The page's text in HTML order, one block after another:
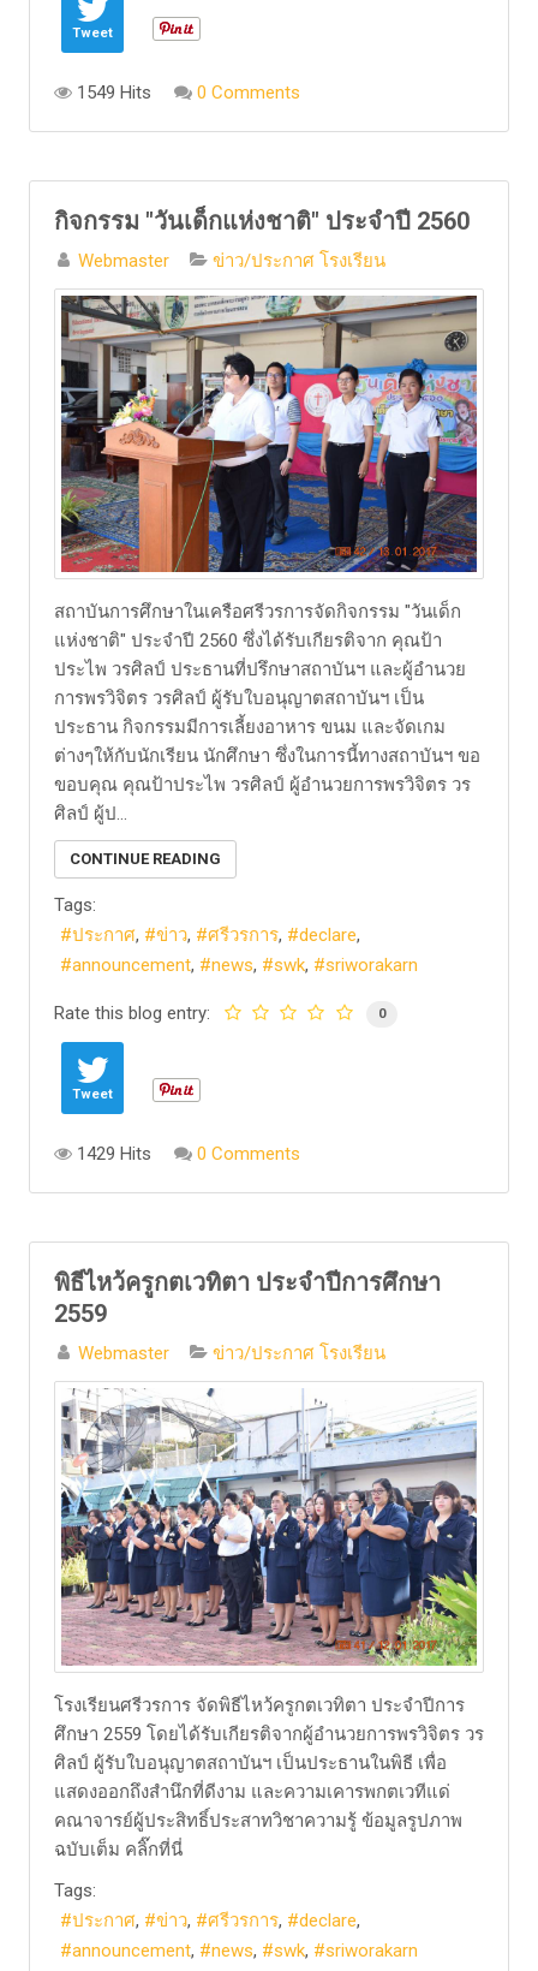
Tweet
1549 Hits 0 Comments
กิจกรรม "วันเด็กแห่งชาติ" ประจำปี 2560
Webmaster ข่าว/ประกาศ โรงเรียน
​สถาบันการศึกษาในเครือศรีวรการจัดกิจกรรม "วันเด็ก
แห่งชาติ" ประจำปี 2560 ซึ่งได้รับเกียรติจาก คุณป้า
ประไพ วรศิลป์ ประธานที่ปรึกษาสถาบันฯ และผู้อำนวย
การพรวิจิตร วรศิลป์ ผู้รับใบอนุญาตสถาบันฯ เป็น
ประธาน กิจกรรมมีการเลี้ยงอาหาร ขนม และจัดเกม
ต่างๆให้กับนักเรียน นักศึกษา ซึ่งในการนี้ทางสถาบันฯ ขอ
ขอบคุณ คุณป้าประไพ วรศิลป์ ผู้อำนวยการพรวิจิตร วร
ศิลป์ ผู้ป...
CONTINUE READING
Tags:
ประกาศ
ข่าว ศรีวรการ
declare
announcement
news swk sriworakarn
Rate this blog entry: 0
Tweet
1429 Hits 0 Comments
พิธีไหว้ครูกตเวทิตา ประจำปีการศึกษา
2559
Webmaster ข่าว/ประกาศ โรงเรียน
โรงเรียนศรีวรการ จัดพิธีไหว้ครูกตเวทิตา ประจำปีการ
ศึกษา 2559 โดยได้รับเกียรติจากผู้อำนวยการพรวิจิตร วร
ศิลป์ ผู้รับใบอนุญาตสถาบันฯ เป็นประธานในพิธี เพื่อ
แสดงออกถึงสำนึกที่ดีงาม และความเคารพกตเวทีแด่
คณาจารย์ผู้ประสิทธิ์ประสาทวิชาความรู้ ​ข้อมูลรูปภาพ
ฉบับเต็ม​ คลิ๊กที่นี่
Tags:
ประกาศ
ข่าว ศรีวรการ
declare
announcement
news swk sriworakarn